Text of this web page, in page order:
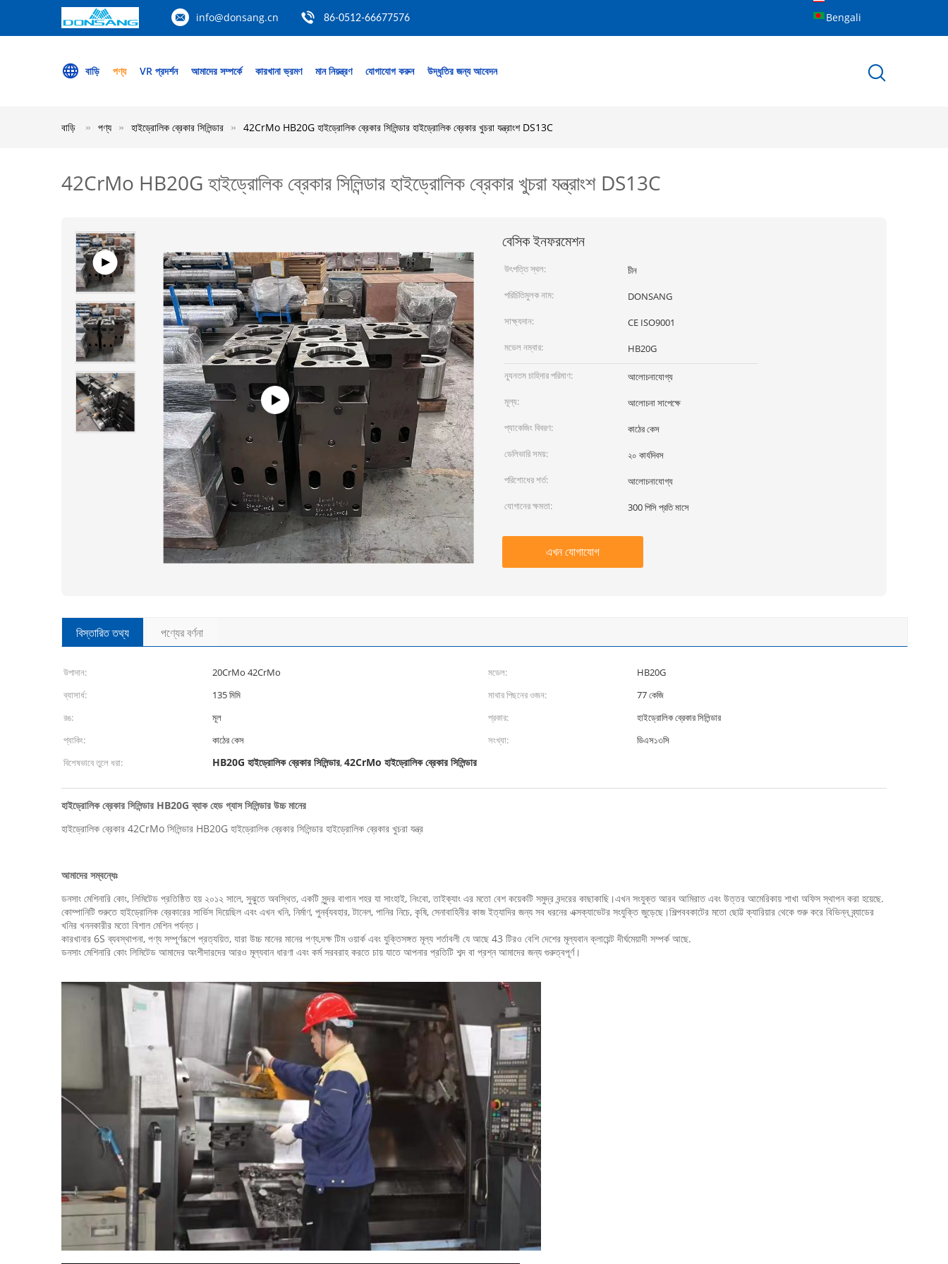
info@donsang.cn 86-0512-66677576 Bengali
বাড়ি পণ্য VR প্রদর্শন আমাদের সম্পর্কে কারখানা ভ্রমণ মান নিয়ন্ত্রণ যোগাযোগ করুন উদ্ধৃতির জন্য আবেদন
বাড়ি পণ্য হাইড্রোলিক ব্রেকার সিলিন্ডার 42CrMo HB20G হাইড্রোলিক ব্রেকার সিলিন্ডার হাইড্রোলিক ব্রেকার খুচরা যন্ত্রাংশ DS13C
42CrMo HB20G হাইড্রোলিক ব্রেকার সিলিন্ডার হাইড্রোলিক ব্রেকার খুচরা যন্ত্রাংশ DS13C
বেসিক ইনফরমেশন
উৎপত্তি স্থল:
চীন
পরিচিতিমুলক নাম:
DONSANG
সাক্ষ্যদান:
CE ISO9001
মডেল নম্বার:
HB20G
ন্যূনতম চাহিদার পরিমাণ:
আলোচনাযোগ্য
মূল্য:
আলোচনা সাপেক্ষে
প্যাকেজিং বিবরণ:
কাঠের কেস
ডেলিভারি সময়:
২০ কার্যদিবস
পরিশোধের শর্ত:
আলোচনাযোগ্য
যোগানের ক্ষমতা:
300 পিসি প্রতি মাসে
এখন যোগাযোগ
বিস্তারিত তথ্য পণ্যের বর্ণনা
উপাদান: 20CrMo 42CrMo মডেল:
HB20G
ব্যাসার্ধ:
135 মিমি মাথার পিছনের ওজন:
77 কেজি
রঙ:
মূল প্রকার:
হাইড্রোলিক ব্রেকার সিলিন্ডার
প্যাকিং:
কাঠের কেস সংখ্যা:
ডিএস১৩সি
বিশেষভাবে তুলে ধরা:
HB20G হাইড্রোলিক ব্রেকার সিলিন্ডার,42CrMo হাইড্রোলিক ব্রেকার সিলিন্ডার
হাইড্রোলিক ব্রেকার সিলিন্ডার HB20G ব্যাক হেড গ্যাস সিলিন্ডার উচ্চ মানের
হাইড্রোলিক ব্রেকার 42CrMo সিলিন্ডার HB20G হাইড্রোলিক ব্রেকার সিলিন্ডার হাইড্রোলিক ব্রেকার খুচরা যন্ত্র
আমাদের সম্বন্ধেঃ
ডনসাং মেশিনারি কোং, লিমিটেড প্রতিষ্ঠিত হয় ২০১২ সালে, সুঝুতে অবস্থিত, একটি সুন্দর বাগান শহর যা সাংহাই, নিংবো, তাইক্যাং এর মতো বেশ কয়েকটি সমুদ্র বন্দরের কাছাকাছি।এখন সংযুক্ত আরব আমিরাত এবং উত্তর আমেরিকায় শাখা অফিস স্থাপন করা হয়েছে.
কোম্পানিটি শুরুতে হাইড্রোলিক ব্রেকারের সার্ভিস দিয়েছিল এবং এখন খনি, নির্মাণ, পুনর্ব্যবহার, টানেল, পানির নিচে, কৃষি, সেনাবাহিনীর কাজ ইত্যাদির জন্য সব ধরনের এক্সক্যাভেটর সংযুক্তি জুড়েছে।শিল্পববকাটের মতো ছোট্ট ক্যারিয়ার থেকে শুরু করে বিভিন্ন ব্র্যাডের
খনির খননকারীর মতো বিশাল মেশিন পর্যন্ত।
কারখানার 6S ব্যবস্থাপনা, পণ্য সম্পূর্ণরূপে প্রত্যয়িত, যারা উচ্চ মানের মানের পণ্য,দক্ষ টিম ওয়ার্ক এবং যুক্তিসঙ্গত মূল্য শর্তাবলী যে আছে 43 টিরও বেশি দেশের মূল্যবান ক্লায়েন্ট দীর্ঘমেয়াদী সম্পর্ক আছে.
ডনসাং মেশিনারি কোং লিমিটেড আমাদের অংশীদারদের আরও মূল্যবান ধারণা এবং কর্ম সরবরাহ করতে চায় যাতে আপনার প্রতিটি শব্দ বা প্রশ্ন আমাদের জন্য গুরুত্বপূর্ণ।